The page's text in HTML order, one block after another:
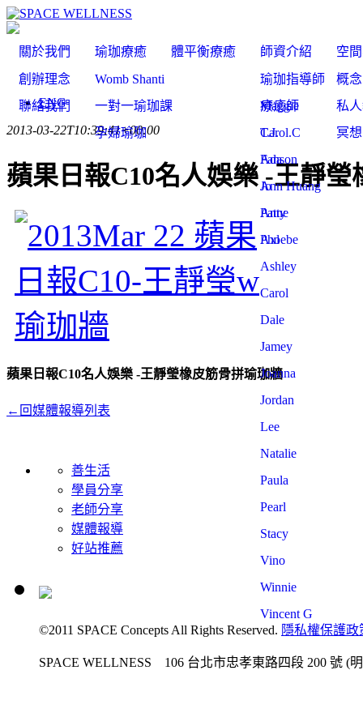
關於我們
創辦理念
聯絡我們
瑜珈療癒
Womb Shanti
一對一瑜珈課
孕婦瑜珈
體平衡療癒
師資介紹
瑜珈指導師
Maggie
T.J.
Ada
Ann Huang
Anne
Axl
Ashley
Carol
Dale
Jamey
Joanna
Jordan
Lee
Natalie
Paula
Pearl
Stacy
Vino
Winnie
Vincent G
療癒師
Carol.C
Fanson
Jo
Patty
Phoebe
空
概念
私
冥
ENG
2013-03-22T10:39:41+00:00
蘋果日報C10名人娛樂 -王靜
蘋果日報C10名人娛樂 -王靜瑩橡皮筋骨拼瑜珈牆
←回媒體報導列表
善生活
學員分享
老師分享
媒體報導
好站推薦
©2011 SPACE Concepts All Rights Reserved. 隱私權保護政
SPACE WELLNESS 106 台北市忠孝東路四段 200 號 (